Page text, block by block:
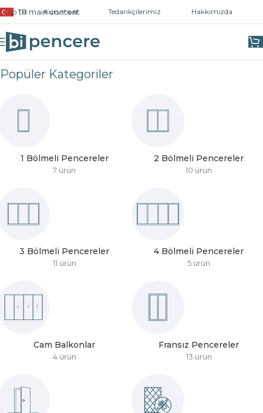
Skip to main content
TR Kurumsal Tedarikçilerimiz Hakkımızda
Popüler Kategoriler
1 Bölmeli Pencereler
7 ürün
2 Bölmeli Pencereler
10 ürün
3 Bölmeli Pencereler
11 ürün
4 Bölmeli Pencereler
5 ürün
Cam Balkonlar
4 ürün
Fransız Pencereler
13 ürün